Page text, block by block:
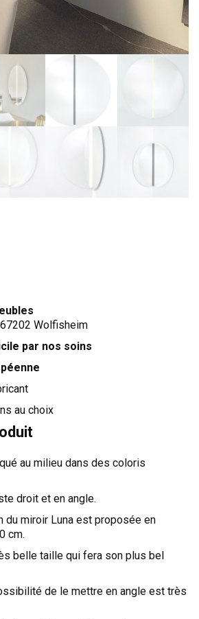
MESURE
Wolfisheim
par nos soins
au choix
au milieu dans des coloris
droit et en angle.
du miroir Luna est proposée en
cm.
belle taille qui fera son plus bel
de le mettre en angle est très